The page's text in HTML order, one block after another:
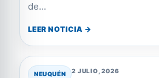
de...
LEER NOTICIA →
NEUQUÉN 2 JULIO, 2026